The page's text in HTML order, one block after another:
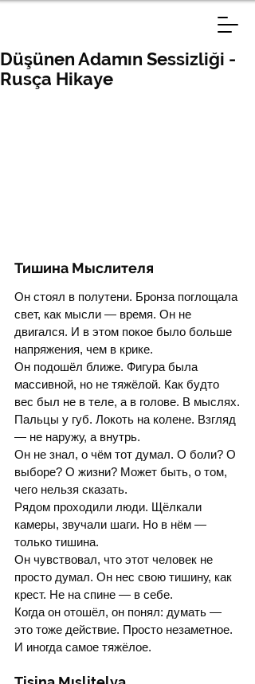
Düşünen Adamın Sessizliği -
Rusça Hikaye
Тишина Мыслителя
Он стоял в полутени. Бронза поглощала
свет, как мысли — время. Он не
двигался. И в этом покое было больше
напряжения, чем в крике.
Он подошёл ближе. Фигура была
массивной, но не тяжёлой. Как будто
вес был не в теле, а в голове. В мыслях.
Пальцы у губ. Локоть на колене. Взгляд
— не наружу, а внутрь.
Он не знал, о чём тот думал. О боли? О
выборе? О жизни? Может быть, о том,
чего нельзя сказать.
Рядом проходили люди. Щёлкали
камеры, звучали шаги. Но в нём —
только тишина.
Он чувствовал, что этот человек не
просто думал. Он нес свою тишину, как
крест. Не на спине — в себе.
Когда он отошёл, он понял: думать —
это тоже действие. Просто незаметное.
И иногда самое тяжёлое.